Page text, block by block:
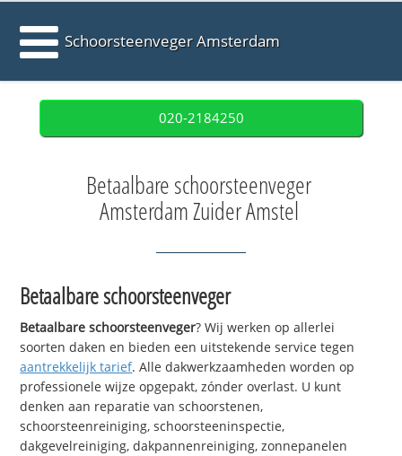
Schoorsteenveger Amsterdam
020-2184250
Betaalbare schoorsteenveger
Amsterdam Zuider Amstel
Betaalbare schoorsteenveger
Betaalbare schoorsteenveger? Wij werken op allerlei
soorten daken en bieden een uitstekende service tegen
aantrekkelijk tarief. Alle dakwerkzaamheden worden op
professionele wijze opgepakt, zónder overlast. U kunt
denken aan reparatie van schoorstenen,
schoorsteenreiniging, schoorsteeninspectie,
dakgevelreiniging, dakpannenreiniging, zonnepanelen